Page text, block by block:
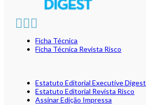
Ficha Técnica
Ficha Técnica Revista Risco
Estatuto Editorial Executive Digest
Estatuto Editorial Revista Risco
Assinar Edição Impressa